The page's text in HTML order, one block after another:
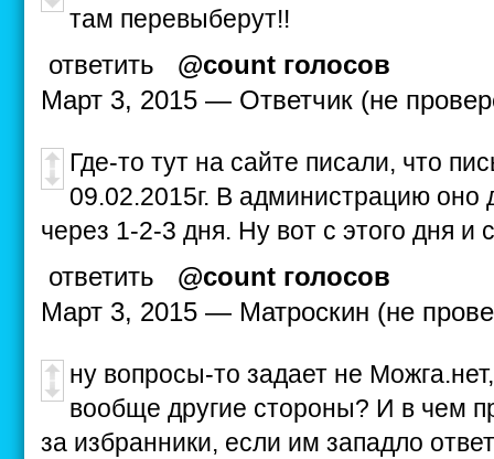
там перевыберут!!
ответить
@count голосов
Март 3, 2015 — Ответчик (не
Где-то тут на сайте писали, что
09.02.2015г. В администрацию оно
через 1-2-3 дня. Ну вот с этого дня и
ответить
@count голосов
Март 3, 2015 — Матроскин (не
ну вопросы-то задает не
вообще другие стороны? И в чем
за избранники, если им западло